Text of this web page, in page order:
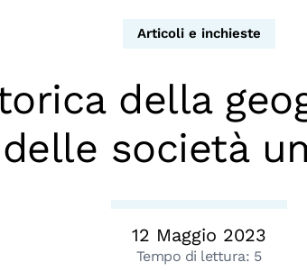
Calendario civile
Podcast
Articoli e inchieste
della
delle società
12 Maggio 2023
Tempo di lettura: 5